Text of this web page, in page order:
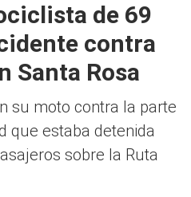
de 69
contra
Santa Rosa
su moto contra la parte
que estaba detenida
sobre la Ruta